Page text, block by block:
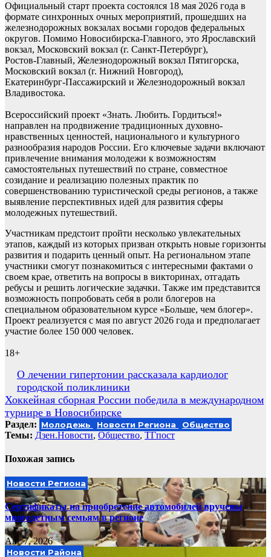
Официальный старт проекта состоялся 18 мая 2026 года в
формате синхронных очных мероприятий, прошедших на
железнодорожных вокзалах восьми городов федеральных
округов. Помимо Новосибирска-Главного, это Ярославский
вокзал, Московский вокзал (г. Санкт‑Петербург),
Ростов‑Главный, Железнодорожный вокзал Пятигорска,
Московский вокзал (г. Нижний Новгород),
Екатеринбург‑Пассажирский и Железнодорожный вокзал
Владивостока.
Всероссийский проект «Знать. Любить. Гордиться!»
направлен на продвижение традиционных духовно-
нравственных ценностей, национального и культурного
разнообразия народов России. Его ключевые задачи включают
привлечение внимания молодежи к возможностям
самостоятельных путешествий по стране, совместное
созидание и реализацию полезных практик по
совершенствованию туристической среды регионов, а также
выявление перспективных идей для развития сферы
молодежных путешествий.
Участникам предстоит пройти несколько увлекательных
этапов, каждый из которых призван открыть новые горизонты
развития и подарить ценный опыт. На региональном этапе
участники смогут познакомиться с интересными фактами о
своем крае, ответить на вопросы в викторинах, отгадать
ребусы и решить логические задачки. Также им представится
возможность попробовать себя в роли блогеров на
специальном образовательном курсе «Больше, чем блогер».
Проект реализуется с мая по август 2026 года и предполагает
участие более 150 000 человек.
18+
Навигация
по
записям
О лечении гипертонии рассказала кардиолог
городской поликлиники
Хоккейная сборная России победила в международном
турнире в Новосибирске
Раздел: Молодежь Новости Региона Общество
Темы: Дзен.Новости, Общество, ТГпост
Похожая запись
Новости Региона
Сертификаты на приобретение автомобилей вручены
многодетным семьям в регионе
Авг 7, 2026
Новости Района